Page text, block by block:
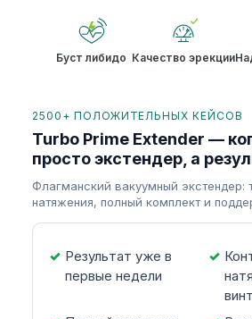
Буст либидо Качество эрекции
2500+ ПОЛОЖИТЕЛЬНЫХ КЕЙСОВ
Turbo Prime Extender —
просто экстендер, а
Флагманский вакуумный экстендер:
натяжения, полный комплект и
Результат уже в
первые недели